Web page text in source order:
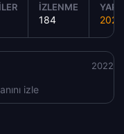
İZLENME
184 2022
izle
2022